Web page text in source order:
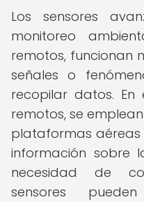
Los sensores
monitoreo
remotos, funcionan
señales o
recopilar datos. En
remotos, se
plataformas
información sobre
necesidad de
sensores